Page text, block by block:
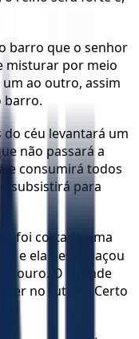
barro que o senhor
misturar por meio
um ao outro, assim
barro.
do céu levantará um
não passará a
e consumirá todos
subsistirá para
foi cortada uma
e ela despedaçou
o ouro. O Grande
no futuro. Certo